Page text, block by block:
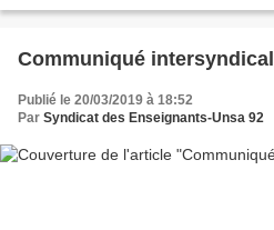
Communiqué intersyndical
Publié le 20/03/2019 à 18:52
Par Syndicat des Enseignants-Unsa 92